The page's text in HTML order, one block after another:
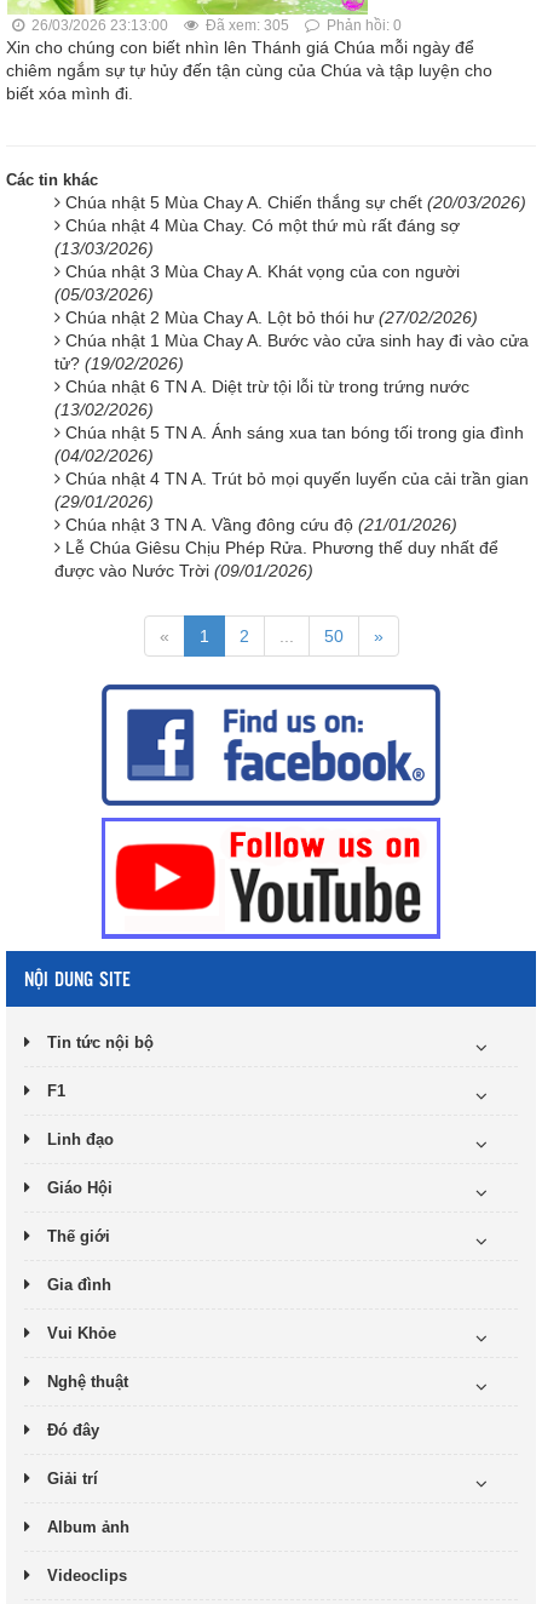
26/03/2026 23:13:00 Đã xem: 305 Phản hồi: 0
Xin cho chúng con biết nhìn lên Thánh giá Chúa mỗi ngày để
chiêm ngắm sự tự hủy đến tận cùng của Chúa và tập luyện cho
biết xóa mình đi.
Các tin khác
Chúa nhật 5 Mùa Chay A. Chiến thắng sự chết (20/03/2026)
Chúa nhật 4 Mùa Chay. Có một thứ mù rất đáng sợ
(13/03/2026)
Chúa nhật 3 Mùa Chay A. Khát vọng của con người
(05/03/2026)
Chúa nhật 2 Mùa Chay A. Lột bỏ thói hư (27/02/2026)
Chúa nhật 1 Mùa Chay A. Bước vào cửa sinh hay đi vào cửa
tử? (19/02/2026)
Chúa nhật 6 TN A. Diệt trừ tội lỗi từ trong trứng nước
(13/02/2026)
Chúa nhật 5 TN A. Ánh sáng xua tan bóng tối trong gia đình
(04/02/2026)
Chúa nhật 4 TN A. Trút bỏ mọi quyến luyến của cải trần gian
(29/01/2026)
Chúa nhật 3 TN A. Vầng đông cứu độ (21/01/2026)
Lễ Chúa Giêsu Chịu Phép Rửa. Phương thế duy nhất để
được vào Nước Trời (09/01/2026)
« 1 2 50 »
NỘI DUNG SITE
Tin tức nội bộ
F1
Linh đạo
Giáo Hội
Thế giới
Gia đình
Vui Khỏe
Nghệ thuật
Đó đây
Giải trí
Album ảnh
Videoclips